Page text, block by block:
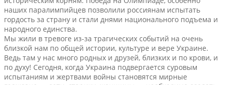
наших паралимпийцев позволили россиянам испытать
гордость за страну и стали днями национального подъема и
народного единства.
Мы жили в тревоге из-за трагических событий на очень
близкой нам по общей истории, культуре и вере Украине.
Ведь там у нас много родных и друзей, близких и по крови, и
по духу! Сегодня, когда Украина подвергается суровым
испытаниям и жертвами войны становятся мирные